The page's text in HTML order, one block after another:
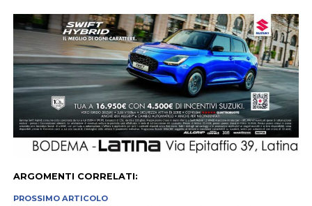
ARGOMENTI CORRELATI:
PROSSIMO ARTICOLO